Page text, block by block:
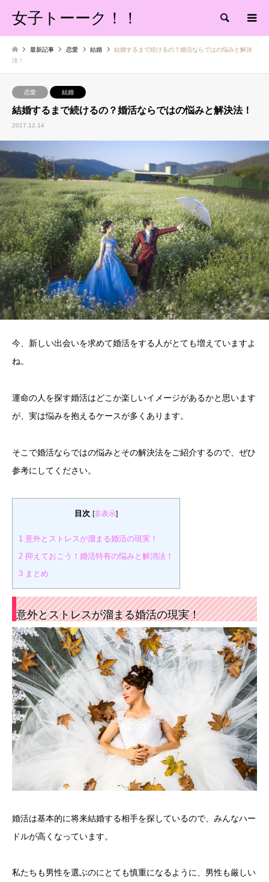
女子トーーク！！ 検索
最新記事 恋愛 結婚
結婚するまで続けるの？婚活ならではの悩みと解決
法！
恋愛 結婚
結婚するまで続けるの？婚活ならではの悩みと解決法！
2017.12.14
今、新しい出会いを求めて婚活をする人がとても増えていますよ
ね。
運命の人を探す婚活はどこか楽しいイメージがあるかと思います
が、実は悩みを抱えるケースが多くあります。
そこで婚活ならではの悩みとその解決法をご紹介するので、ぜひ
参考にしてください。
目次 [非表示]
1 意外とストレスが溜まる婚活の現実！
2 抑えておこう！婚活特有の悩みと解消法！
3 まとめ
意外とストレスが溜まる婚活の現実！
婚活は基本的に将来結婚する相手を探しているので、みんなハー
ドルが高くなっています。
私たちも男性を選ぶのにとても慎重になるように、男性も厳しい